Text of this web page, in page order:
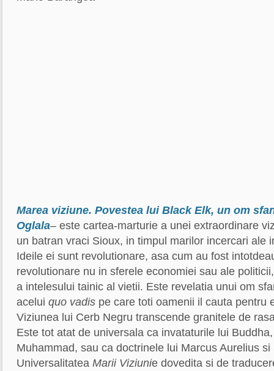
Marea viziune. Povestea lui Black Elk, un om
Oglala– este cartea-marturie a unei extraordinare
un batran vraci Sioux, in timpul marilor incercari ale
Ideile ei sunt revolutionare, asa cum au fost
revolutionare nu in sferele economiei sau ale
a intelesului tainic al vietii. Este revelatia unui om
acelui quo vadis pe care toti oamenii il cauta pentru
Viziunea lui Cerb Negru transcende granitele de
Este tot atat de universala ca invataturile lui
Muhammad, sau ca doctrinele lui Marcus Aurelius
Universalitatea Marii Viziunie dovedita si de